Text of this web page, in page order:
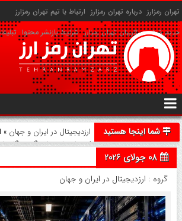
تهران رمزارز درباره تهران رمزارز ارتباط با تیم تهران رمزارز
حریم شخصی کاربران تهران رمزارز شرایط بازنشر محتوا
شما اینجا هستید ارزدیجیتال در ایران و جهان »
/ سهام ماینرها دیگر همگام
08 جولای 2026
گروه : ارزدیجیتال در ایران و جهان